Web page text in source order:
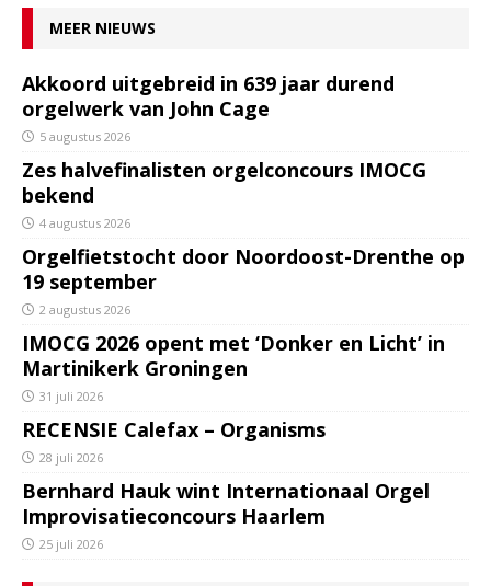
MEER NIEUWS
Akkoord uitgebreid in 639 jaar durend
orgelwerk van John Cage
5 augustus 2026
Zes halvefinalisten orgelconcours IMOCG
bekend
4 augustus 2026
Orgelfietstocht door Noordoost-Drenthe op
19 september
2 augustus 2026
IMOCG 2026 opent met ‘Donker en Licht’ in
Martinikerk Groningen
31 juli 2026
RECENSIE Calefax – Organisms
28 juli 2026
Bernhard Hauk wint Internationaal Orgel
Improvisatieconcours Haarlem
25 juli 2026